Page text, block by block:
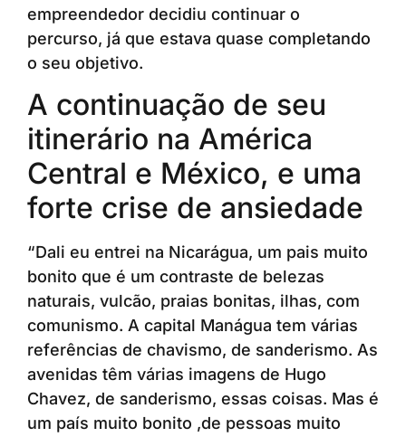
empreendedor decidiu continuar o
percurso, já que estava quase completando
o seu objetivo.
A continuação de seu
itinerário na América
Central e México, e uma
forte crise de ansiedade
“Dali eu entrei na Nicarágua, um pais muito
bonito que é um contraste de belezas
naturais, vulcão, praias bonitas, ilhas, com
comunismo. A capital Manágua tem várias
referências de chavismo, de sanderismo. As
avenidas têm várias imagens de Hugo
Chavez, de sanderismo, essas coisas. Mas é
um país muito bonito ,de pessoas muito